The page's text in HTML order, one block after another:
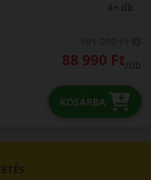
4+ db
88 990 Ft/db
KOSÁRBA